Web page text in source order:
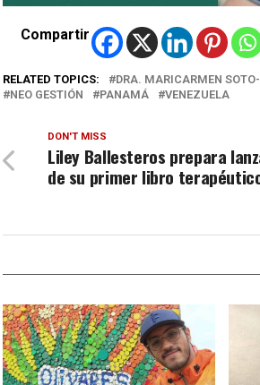
Compartir
RELATED TOPICS: DRA. MARICARMEN
NEO GESTIÓN
PANAMÁ VENEZUELA
DON'T MISS
Liley Ballesteros prepara
de su primer libro